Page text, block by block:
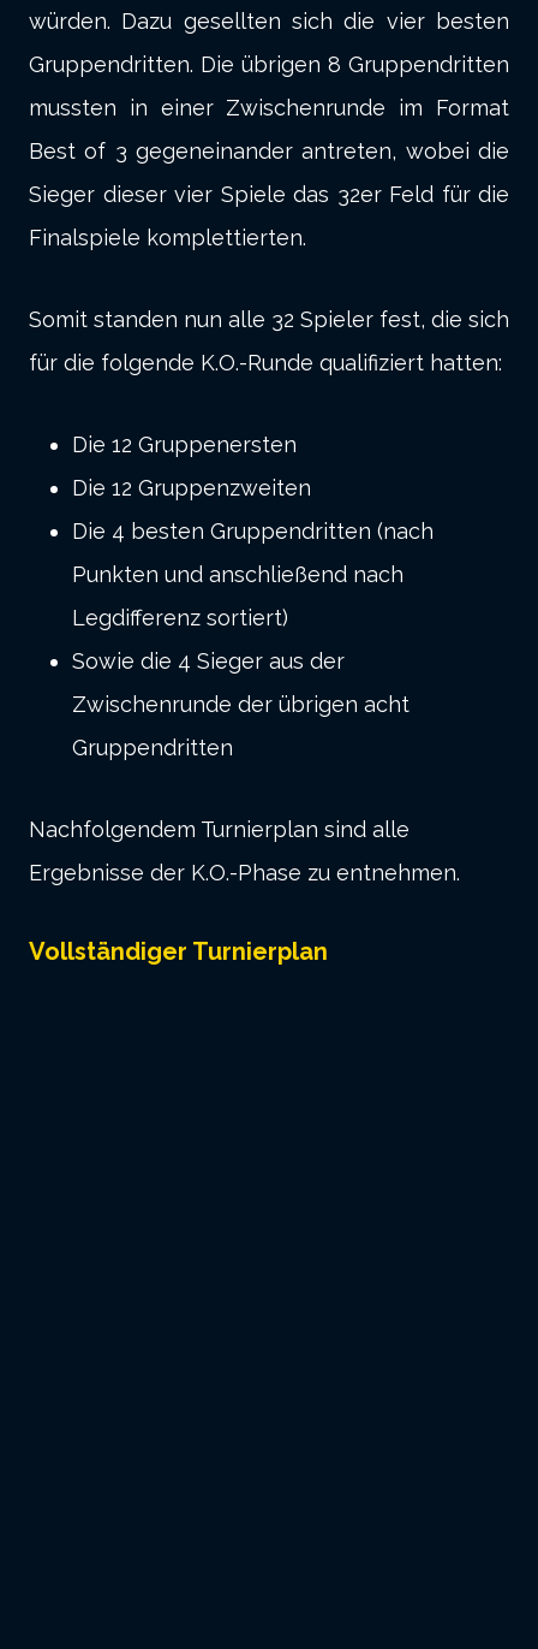
würden. Dazu gesellten sich die vier besten
Gruppendritten. Die übrigen 8 Gruppendritten
mussten in einer Zwischenrunde im Format
Best of 3 gegeneinander antreten, wobei die
Sieger dieser vier Spiele das 32er Feld für die
Finalspiele komplettierten.
Somit standen nun alle 32 Spieler fest, die sich
für die folgende K.O.-Runde qualifiziert hatten:
Die 12 Gruppenersten
Die 12 Gruppenzweiten
Die 4 besten Gruppendritten (nach
Punkten und anschließend nach
Legdifferenz sortiert)
Sowie die 4 Sieger aus der
Zwischenrunde der übrigen acht
Gruppendritten
Nachfolgendem Turnierplan sind alle
Ergebnisse der K.O.-Phase zu entnehmen.
Vollständiger Turnierplan